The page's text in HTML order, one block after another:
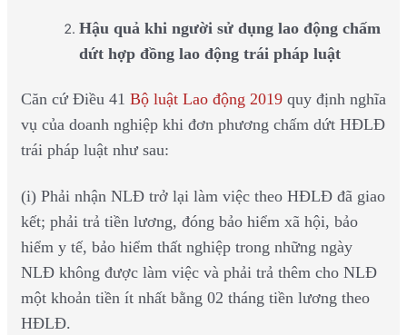
Hậu quả khi người sử dụng lao động chấm
dứt hợp đồng lao động trái pháp luật
Căn cứ Điều 41 Bộ luật Lao động 2019quy định nghĩa
vụ của doanh nghiệp khi đơn phương chấm dứt HĐLĐ
trái pháp luật như sau:
(i) Phải nhận NLĐ trở lại làm việc theo HĐLĐ đã giao
kết; phải trả tiền lương, đóng bảo hiểm xã hội, bảo
hiểm y tế, bảo hiểm thất nghiệp trong những ngày
NLĐ không được làm việc và phải trả thêm cho NLĐ
một khoản tiền ít nhất bằng 02 tháng tiền lương theo
HĐLĐ.